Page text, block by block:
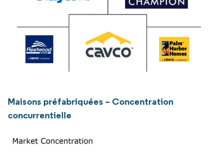
Maisons préfabriquées – Concentration
concurrentielle